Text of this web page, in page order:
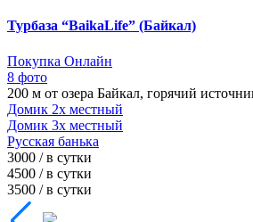
Турбаза “BaikaLife” (Байкал)
Покупка Онлайн
8 фото
200 м от озера Байкал, горячий
Домик 2х местный
Домик 3х местный
Русская банька
3000 / в сутки
4500 / в сутки
3500 / в сутки